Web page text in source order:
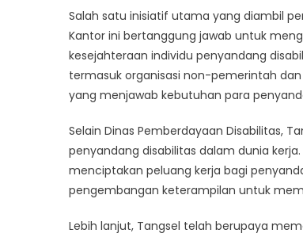
Salah satu inisiatif utama yang diambil
Kantor ini bertanggung jawab untuk
kesejahteraan individu penyandang
termasuk organisasi non-pemerintah
yang menjawab kebutuhan para
Selain Dinas Pemberdayaan Disabilitas,
penyandang disabilitas dalam dunia
menciptakan peluang kerja bagi
pengembangan keterampilan untuk
Lebih lanjut, Tangsel telah berupaya